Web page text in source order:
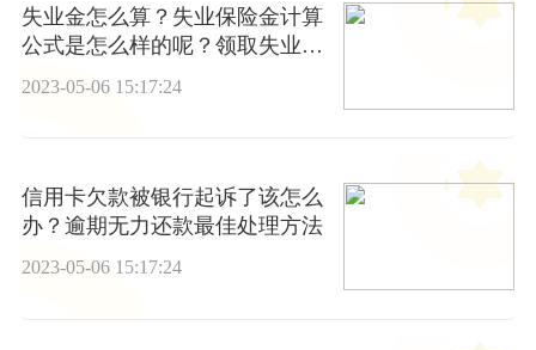
失业金怎么算？失业保险金计算
公式是怎么样的呢？领取失业保
2023-05-06 15:17:24
信用卡欠款被银行起诉了该怎么
办？逾期无力还款最佳处理方法
2023-05-06 15:17:24